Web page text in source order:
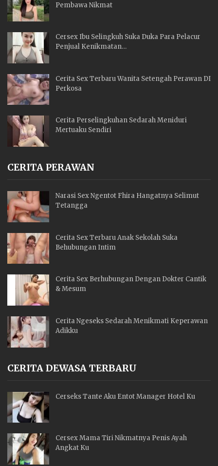
Pembawa Nikmat
Cersex Ibu Selingkuh Suka Duka Para Pelacur
Penjual Kenikmatan…
Cerita Sex Terbaru Wanita Setengah Perawan DI
Perkosa
Cerita Perselingkuhan Sedarah Meniduri
Mertuaku Sendiri
CERITA PERAWAN
Narasi Sex Ngentot Fhira Hangatnya Selimut
Tetangga
Cerita Sex Terbaru Anak Sekolah Suka
Behubungan Intim
Cerita Sex Berhubungan Dengan Dokter Cantik
& Mesum
Cerita Ngeseks Sedarah Menikmati Keperawan
Adikku
CERITA DEWASA TERBARU
Cerseks Tante Aku Entot Manager Hotel Ku
Cersex Mama Tiri Nikmatnya Penis Ayah
Angkat Ku